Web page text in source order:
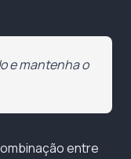
e mantenha o
entre